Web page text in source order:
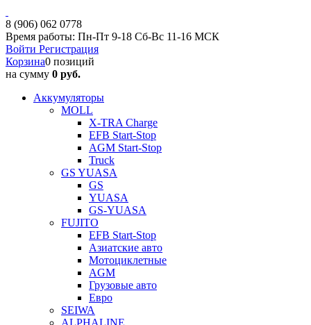
8 (906) 062 0778
Время работы: Пн-Пт 9-18 Сб-Вс 11-16 МСК
Войти Регистрация
Корзина0 позиций
на сумму 0 руб.
Аккумуляторы
MOLL
X-TRA Charge
EFB Start-Stop
AGM Start-Stop
Truck
GS YUASA
GS
YUASA
GS-YUASA
FUJITO
EFB Start-Stop
Азиатские авто
Мотоциклетные
AGM
Грузовые авто
Евро
SEIWA
ALPHALINE